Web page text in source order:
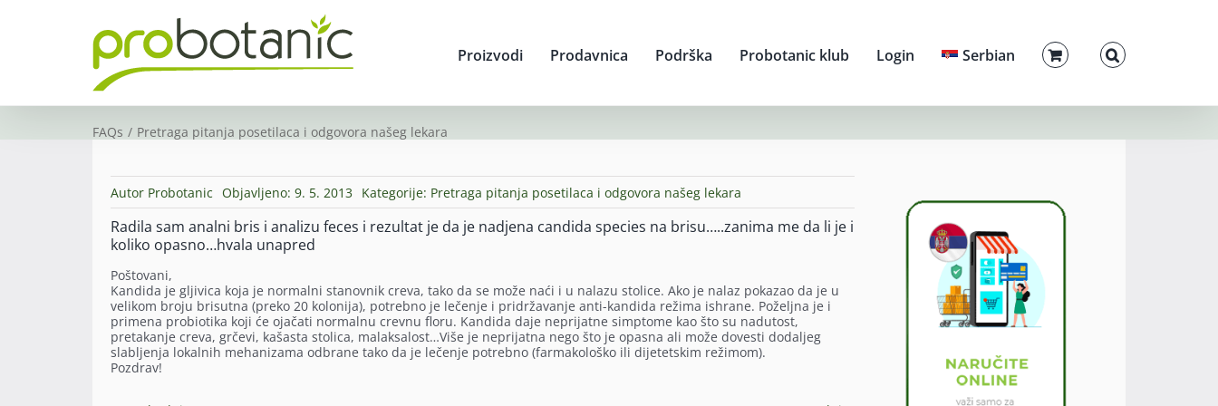
Proizvodi Prodavnica Podrška Probotanic klub Login Serbian
FAQs Pretraga pitanja posetilaca i odgovora našeg lekara
Autor Probotanic Objavljeno: 9. 5. 2013 Kategorije: Pretraga pitanja posetilaca i odgovora našeg lekara
Radila sam analni bris i analizu feces i rezultat je da je nadjena candida species na brisu…..zanima me da li je i
koliko opasno…hvala unapred
Poštovani,
Kandida je gljivica koja je normalni stanovnik creva, tako da se može naći i u nalazu stolice. Ako je nalaz pokazao da je u
velikom broju brisutna (preko 20 kolonija), potrebno je lečenje i pridržavanje anti-kandida režima ishrane. Poželjna je i
primena probiotika koji će ojačati normalnu crevnu floru. Kandida daje neprijatne simptome kao što su nadutost,
pretakanje creva, grčevi, kašasta stolica, malaksalost…Više je neprijatna nego što je opasna ali može dovesti dodaljeg
slabljenja lokalnih mehanizama odbrane tako da je lečenje potrebno (farmakološko ili dijetetskim režimom).
Pozdrav!